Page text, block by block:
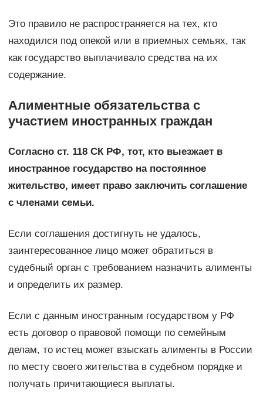
Это правило не распространяется на тех, кто
находился под опекой или в приемных семьях, так
как государство выплачивало средства на их
содержание.
Алиментные обязательства с
участием иностранных граждан
Согласно ст. 118 СК РФ, тот, кто выезжает в
иностранное государство на постоянное
жительство, имеет право заключить соглашение
с членами семьи.
Если соглашения достигнуть не удалось,
заинтересованное лицо может обратиться в
судебный орган с требованием назначить алименты
и определить их размер.
Если с данным иностранным государством у РФ
есть договор о правовой помощи по семейным
делам, то истец может взыскать алименты в России
по месту своего жительства в судебном порядке и
получать причитающиеся выплаты.